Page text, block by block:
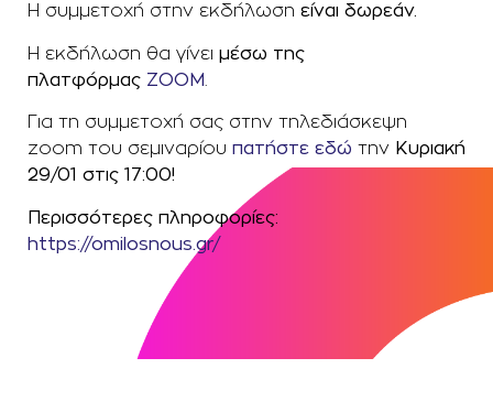
Η συμμετοχή στην εκδήλωση είναι δωρεάν.
Η εκδήλωση θα γίνει μέσω της
πλατφόρμας ΖΟΟΜ
Για τη συμμετοχή σας στην τηλεδιάσκεψη
zoom του σεμιναρίου πατήστε εδώ την Κυριακή
29/01 στις 17:00!
Περισσότερες πληροφορίες:
https://omilosnous.gr/